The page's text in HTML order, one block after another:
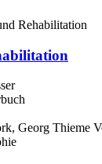
Georg Thieme